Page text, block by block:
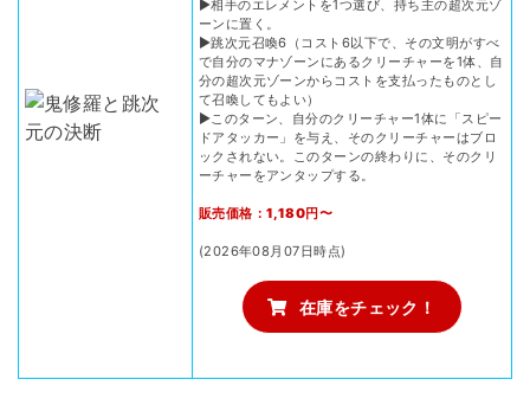
▶相手のエレメントを1つ選び、持ち主の超次元ゾ
ーンに置く。
▶跳次元召喚6（コスト6以下で、その文明がすべ
で自分のマナゾーンにあるクリーチャーを1体、自
分の超次元ゾーンからコストを支払ったものとし
て召喚してもよい）
▶このターン、自分のクリーチャー1体に「スピー
ドアタッカー」を与え、そのクリーチャーはブロ
ックされない。このターンの終わりに、そのクリ
ーチャーをアンタップする。
販売価格：1,180円〜
(2026年08月07日時点)
在庫をチェック！